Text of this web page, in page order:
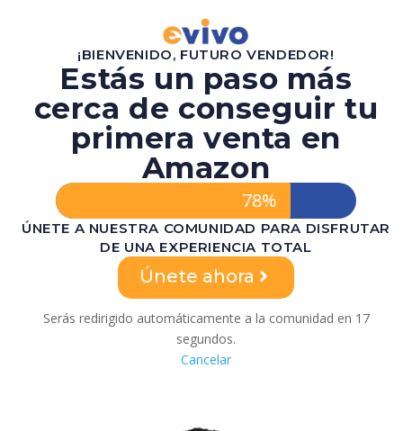
¡BIENVENIDO, FUTURO VENDEDOR!
Estás un paso más
cerca de conseguir tu
primera venta en
Amazon
78%
ÚNETE A NUESTRA COMUNIDAD PARA DISFRUTAR
DE UNA EXPERIENCIA TOTAL
Únete ahora
Serás redirigido automáticamente a la comunidad en 17
segundos.
Cancelar